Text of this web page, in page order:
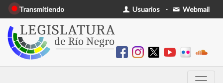
Transmitiendo Usuarios - Webmail